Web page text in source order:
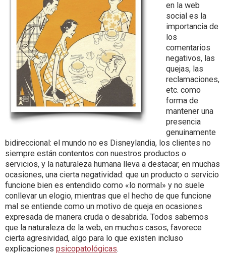
en la web
social es la
importancia de
los
comentarios
negativos, las
quejas, las
reclamaciones,
etc. como
forma de
mantener una
presencia
genuinamente
bidireccional: el mundo no es Disneylandia, los clientes no
siempre están contentos con nuestros productos o
servicios, y la naturaleza humana lleva a destacar, en muchas
ocasiones, una cierta negatividad: que un producto o servicio
funcione bien es entendido como «lo normal» y no suele
conllevar un elogio, mientras que el hecho de que funcione
mal se entiende como un motivo de queja en ocasiones
expresada de manera cruda o desabrida. Todos sabemos
que la naturaleza de la web, en muchos casos, favorece
cierta agresividad, algo para lo que existen incluso
explicaciones psicopatológicas.